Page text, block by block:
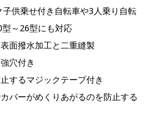
子供乗せ付き自転車や3人乗り自転
型～26型にも対応
面撥水加工と二重縫製
穴付き
するマジックテープ付き
バーがめくりあがるのを防止する